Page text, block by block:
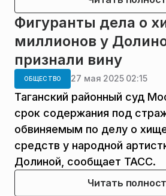
Фигуранты дела о
миллионов у
признали вину
ОБЩЕСТВО 27 мая 2025 02:15
Таганский районный суд
срок содержания под
обвиняемым по делу о
средств у народной
Долиной, сообщает ТАСС.
Читать